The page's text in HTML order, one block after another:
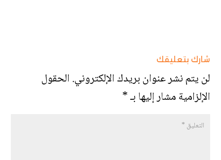
شارك بتعليقك
لن يتم نشر عنوان بريدك الإلكتروني.الحقول
الإلزامية مشار إليها بـ*